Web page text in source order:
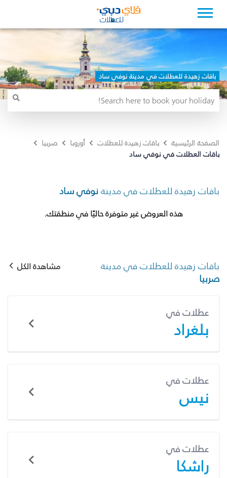
باقات زهيدة للعطلات في مدينة نوفي ساد
الصفحة الرئيسية باقات زهيدة للعطلات أوروبا
صربيا
باقات العطلات في نوفي ساد
باقات زهيدة للعطلات في مدينةنوفي ساد
هذه العروض غير متوفرة حاليًا في منطقتك.
باقات زهيدة للعطلات في مدينة
صربيا
مشاهدة الكل
عطلات في
بلغراد
عطلات في
نيس
عطلات في
راشكا